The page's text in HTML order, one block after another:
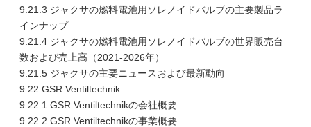
9.21.3 ジャクサの燃料電池用ソレノイドバルブの主要製品ラ
インナップ
9.21.4 ジャクサの燃料電池用ソレノイドバルブの世界販売台
数および売上高（2021-2026年）
9.21.5 ジャクサの主要ニュースおよび最新動向
9.22 GSR Ventiltechnik
9.22.1 GSR Ventiltechnikの会社概要
9.22.2 GSR Ventiltechnikの事業概要